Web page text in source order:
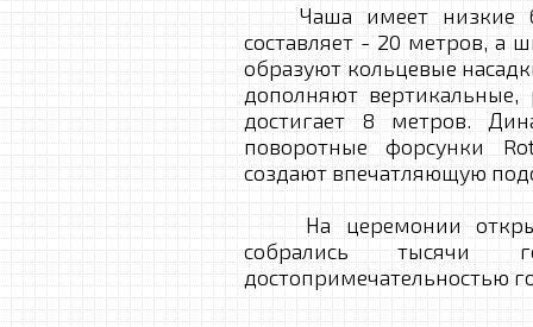
Чаша имеет низкие
составляет - 20 метров, а
образуют кольцевые
дополняют
достигает 8 метров.
поворотные форсунки
создают впечатляющую
На церемонии
собрались тысячи
достопримечательностью